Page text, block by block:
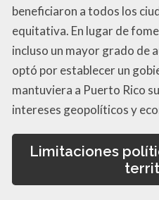
beneficiaron a todos los
equitativa. En lugar de
incluso un mayor grado de
optó por establecer un
mantuviera a Puerto Rico
intereses geopolíticos y
Limitaciones